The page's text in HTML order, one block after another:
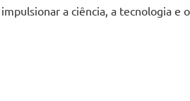
a ciência, a tecnologia e